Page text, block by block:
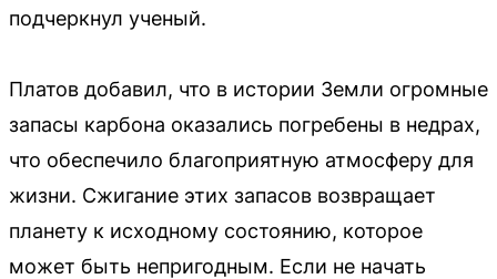
подчеркнул ученый.
Платов добавил, что в истории Земли огромные
запасы карбона оказались погребены в недрах,
что обеспечило благоприятную атмосферу для
жизни. Сжигание этих запасов возвращает
планету к исходному состоянию, которое
может быть непригодным. Если не начать